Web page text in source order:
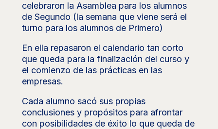
celebraron la Asamblea para los alumnos
de Segundo (la semana que viene será el
turno para los alumnos de Primero)
En ella repasaron el calendario tan corto
que queda para la finalización del curso y
el comienzo de las prácticas en las
empresas.
Cada alumno sacó sus propias
conclusiones y propósitos para afrontar
con posibilidades de éxito lo que queda de